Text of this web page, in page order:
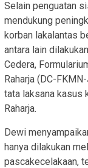
Selain penguatan
mendukung
korban lakalantas
antara lain
Cedera,
Raharja (DC-
tata laksana kasus
Raharja.
Dewi
hanya dilakukan
pascakecelakaan,